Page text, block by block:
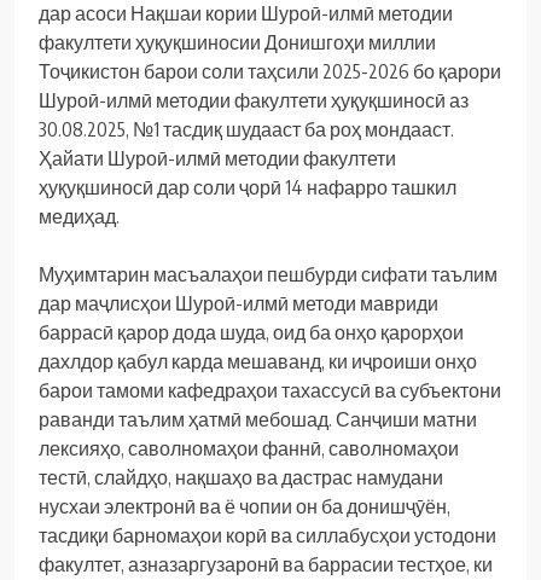
дар асоси Нақшаи кории Шуроӣ-илмӣ методии
факултети ҳуқуқшиносии Донишгоҳи миллии
Тоҷикистон барои соли таҳсили 2025-2026 бо қарори
Шуроӣ-илмӣ методии факултети ҳуқуқшиносӣ аз
30.08.2025, №1 тасдиқ шудааст ба роҳ мондааст.
Ҳайати Шуроӣ-илмӣ методии факултети
ҳуқуқшиносӣ дар соли ҷорӣ 14 нафарро ташкил
медиҳад.
Муҳимтарин масъалаҳои пешбурди сифати таълим
дар маҷлисҳои Шуроӣ-илмӣ методи мавриди
баррасӣ қарор дода шуда, оид ба онҳо қарорҳои
дахлдор қабул карда мешаванд, ки иҷроиши онҳо
барои тамоми кафедраҳои тахассусӣ ва субъектони
раванди таълим ҳатмӣ мебошад. Санҷиши матни
лексияҳо, саволномаҳои фаннӣ, саволномаҳои
тестӣ, слайдҳо, нақшаҳо ва дастрас намудани
нусхаи электронӣ ва ё чопии он ба донишҷӯён,
тасдиқи барномаҳои корӣ ва силлабусҳои устодони
факултет, азназаргузаронӣ ва баррасии тестҳое, ки